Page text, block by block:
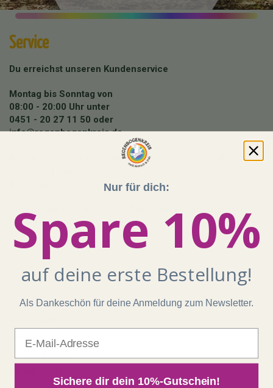
Service
Du erreichst unseren Kundenservice
Montag bis Sonntag von
08:00 - 20:00 Uhr unter
0451 - 20 27 11 50 oder
info@regenbogenkreis.de
Buche hier deine kostenfreie Produktberatung mit
Beratungstermin buchen
Energien!
Shop
Kontakt
AGB
Nur für dich:
Spare 10%
auf deine erste Bestellung!
Als Dankeschön für deine Anmeldung zum Newsletter.
Sichere dir dein 10%-Gutschein!